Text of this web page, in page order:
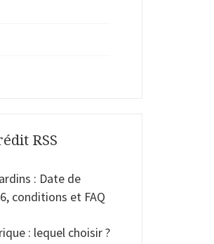
RSS
: Date de
conditions et FAQ
: lequel choisir ?